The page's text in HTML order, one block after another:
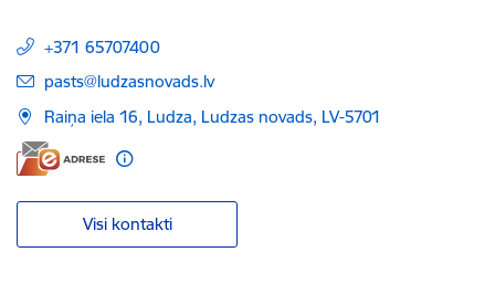
+371 65707400
E-pasts:
pasts@ludzasnovads.lv
Raiņa iela 16, Ludza, Ludzas novads, LV-5701
Visi kontakti